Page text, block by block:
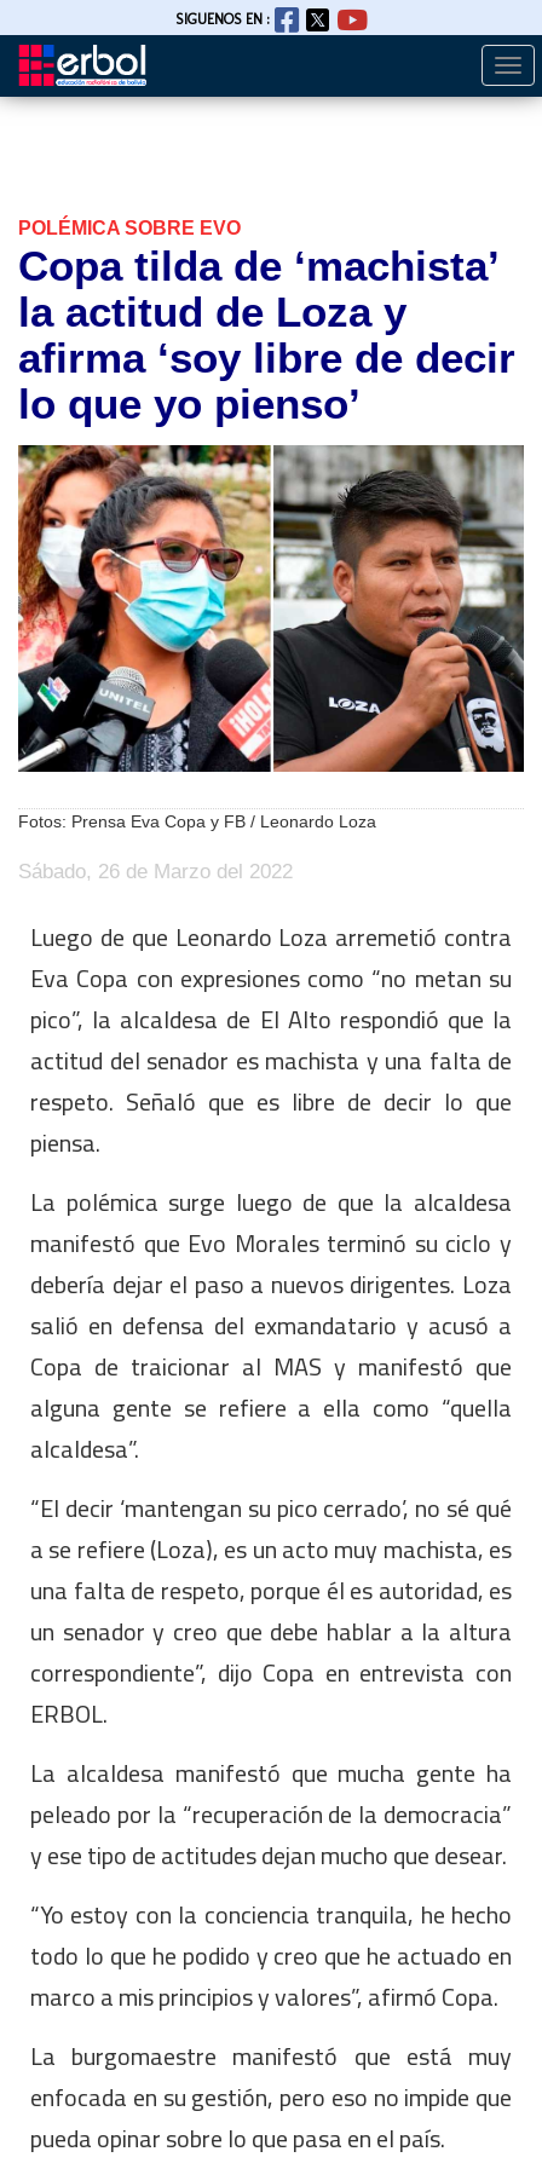
Pasar
SIGUENOS EN :
POLÉMICA SOBRE EVO
Copa tilda de ‘machista’
la actitud de Loza y
afirma ‘soy libre de decir
lo que yo pienso’
Fotos: Prensa Eva Copa y FB / Leonardo Loza
Sábado, 26 de Marzo del 2022
Luego de que Leonardo Loza arremetió contra
Eva Copa con expresiones como “no metan su
pico”, la alcaldesa de El Alto respondió que la
actitud del senador es machista y una falta de
respeto. Señaló que es libre de decir lo que
piensa.
La polémica surge luego de que la alcaldesa
manifestó que Evo Morales terminó su ciclo y
debería dejar el paso a nuevos dirigentes. Loza
salió en defensa del exmandatario y acusó a
Copa de traicionar al MAS y manifestó que
alguna gente se refiere a ella como “quella
alcaldesa”.
“El decir ‘mantengan su pico cerrado’, no sé qué
a se refiere (Loza), es un acto muy machista, es
una falta de respeto, porque él es autoridad, es
un senador y creo que debe hablar a la altura
correspondiente”, dijo Copa en entrevista con
ERBOL.
La alcaldesa manifestó que mucha gente ha
peleado por la “recuperación de la democracia”
y ese tipo de actitudes dejan mucho que desear.
“Yo estoy con la conciencia tranquila, he hecho
todo lo que he podido y creo que he actuado en
marco a mis principios y valores”, afirmó Copa.
La burgomaestre manifestó que está muy
enfocada en su gestión, pero eso no impide que
pueda opinar sobre lo que pasa en el país.